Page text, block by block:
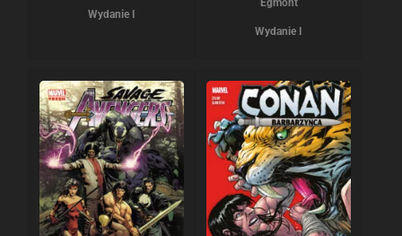
Wydanie I
Egmont
Wydanie I